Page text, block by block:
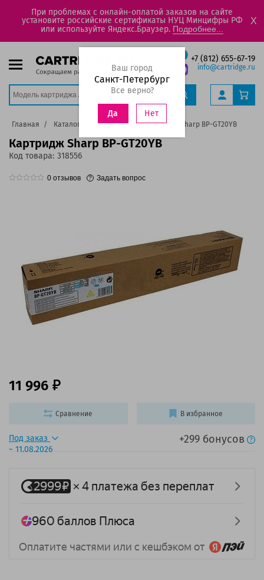
При проблемах с онлайн-оплатой заказов на сайте
установите российские сертификаты НУЦ Минцифры РФ
или используйте Яндекс.Браузер. Подробнее...
X
+7 (812) 655-67-19
info@cartridge.ru
Ваш город
Санкт-Петербург
Все верно?
Да Нет
Главная Каталог Картриджи Картридж Sharp BP-GT20YB
Картридж Sharp BP-GT20YB
Код товара: 318556
0 отзывов Задать вопрос
Под заказ
~ 11.08.2026
+299 бонусов
11 996
Сравнение В избранное